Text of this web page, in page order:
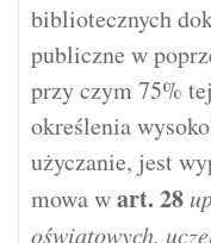
bibliotecznych
publiczne w
przy czym 75%
określenia
użyczanie, jest
mowa wart. 28
oświatowych,